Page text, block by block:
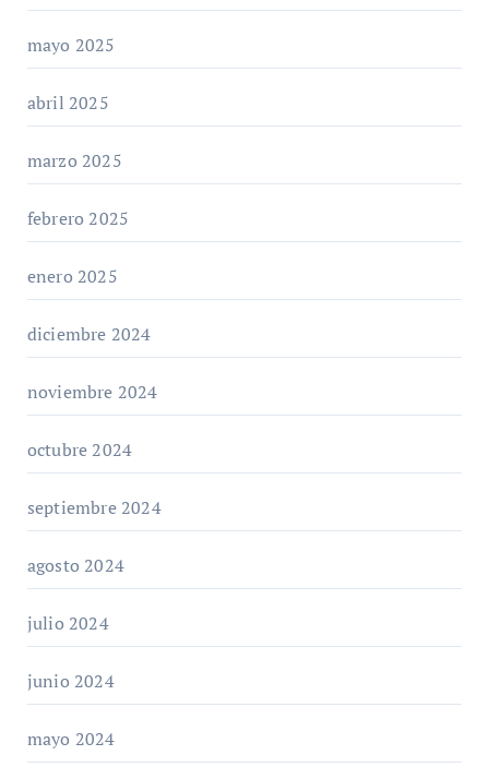
mayo 2025
abril 2025
marzo 2025
febrero 2025
enero 2025
diciembre 2024
noviembre 2024
octubre 2024
septiembre 2024
agosto 2024
julio 2024
junio 2024
mayo 2024